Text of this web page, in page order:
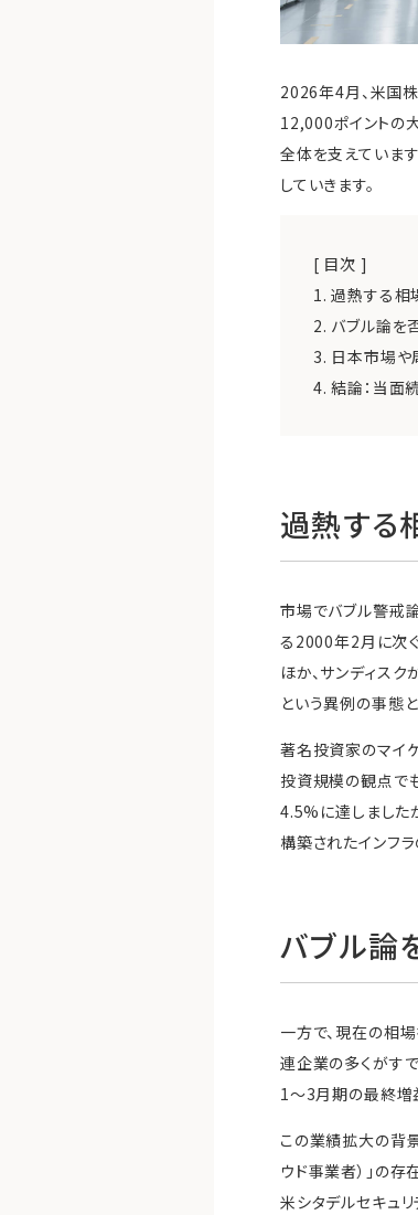
2026年4月、米国
12,000ポイントの
全体を支えていま
していきます。
[ 目次 ]
1. 過熱する相
2. バブル論を
3. 日本市場
4. 結論：当面
過熱する
市場でバブル警戒
る2000年2月に次
ほか、サンディス
という異例の事態と
著名投資家のマイ
投資規模の観点で
4.5%に達しました
構築されたインフ
バブル論
一方で、現在の相
連企業の多くがす
1〜3月期の最終増
この業績拡大の背
ウド事業者）」の
米シタデルセキュ